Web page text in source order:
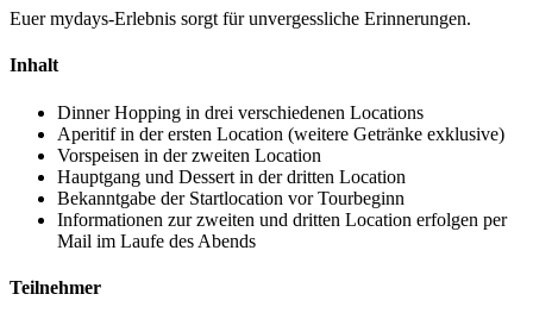
Euer mydays-Erlebnis sorgt für unvergessliche Erinnerungen.
Inhalt
Dinner Hopping in drei verschiedenen Locations
Aperitif in der ersten Location (weitere Getränke exklusive)
Vorspeisen in der zweiten Location
Hauptgang und Dessert in der dritten Location
Bekanntgabe der Startlocation vor Tourbeginn
Informationen zur zweiten und dritten Location erfolgen per
Mail im Laufe des Abends
Teilnehmer